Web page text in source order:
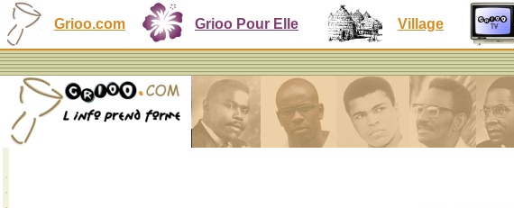
Grioo.com Grioo Pour Elle Village